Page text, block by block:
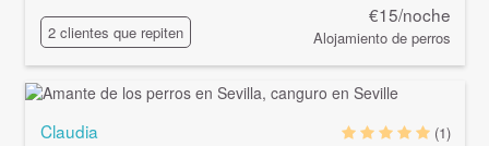
2 clientes que repiten
€15/noche
Alojamiento de perros
Claudia
(1)